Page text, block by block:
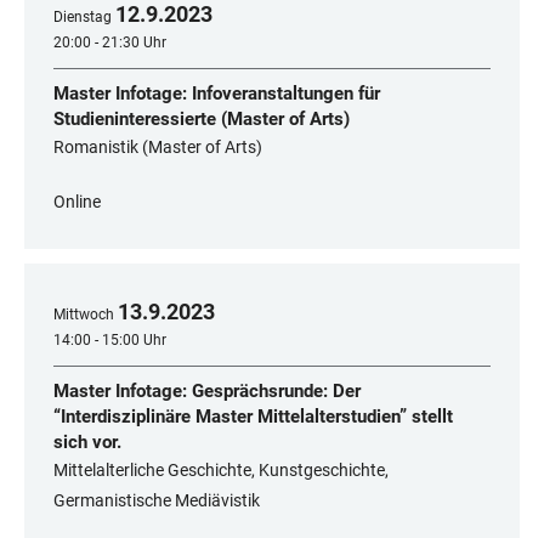
Dienstag 12.9.2023
20:00 - 21:30 Uhr
Master Infotage: Infoveranstaltungen für
Studieninteressierte (Master of Arts)
Romanistik (Master of Arts)
Online
Mittwoch 13.9.2023
14:00 - 15:00 Uhr
Master Infotage: Gesprächsrunde: Der
“Interdisziplinäre Master Mittelalterstudien” stellt
sich vor.
Mittelalterliche Geschichte, Kunstgeschichte,
Germanistische Mediävistik